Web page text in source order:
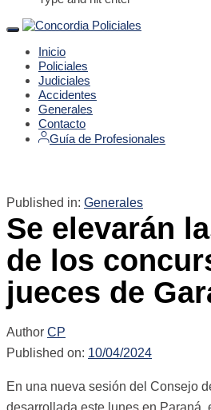
Toggle
navigation
Inicio
Policiales
Judiciales
Accidentes
Generales
Contacto
Guía de Profesionales
Published in: Generales
Se elevarán
de los
jueces de
Author CP
Published on: 10/04/2024
En una nueva sesión del Consejo
desarrollada este lunes en Paraná,